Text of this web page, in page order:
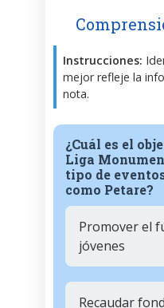
Instrucciones:
mejor refleje la
nota.
¿Cuál es el
Liga
tipo de
como Petare?
Promover el
jóvenes
Recaudar